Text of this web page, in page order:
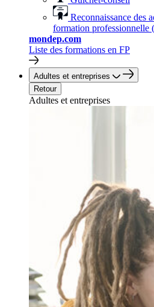
Reconnaissance des
formation professionnelle
mondep.com
Liste des formations en FP
Adultes et entreprises
Retour
Adultes et entreprises